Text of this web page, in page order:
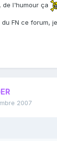
de l'humour ça
FN ce forum,
2007